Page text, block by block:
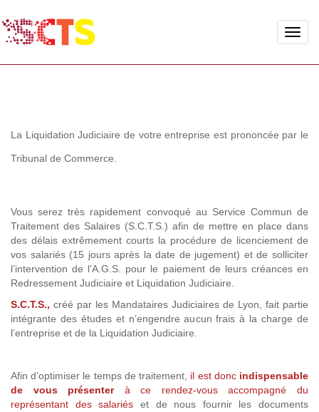
Toggle
La Liquidation Judiciaire de votre entreprise est prononcée par le
Tribunal de Commerce.
Vous serez très rapidement convoqué au Service Commun de
Traitement des Salaires (S.C.T.S.) afin de mettre en place dans
des délais extrêmement courts la procédure de licenciement de
vos salariés (15 jours après la date de jugement) et de solliciter
l’intervention de l’A.G.S. pour le paiement de leurs créances en
Redressement Judiciaire et Liquidation Judiciaire.
S.C.T.S., créé par les Mandataires Judiciaires de Lyon, fait partie
intégrante des études et n’engendre aucun frais à la charge de
l’entreprise et de la Liquidation Judiciaire.
Afin d’optimiser le temps de traitement, il est doncindispensable
de vous présenterà ce rendez-vous accompagné du
représentant des salariés et de nous fournir les documents